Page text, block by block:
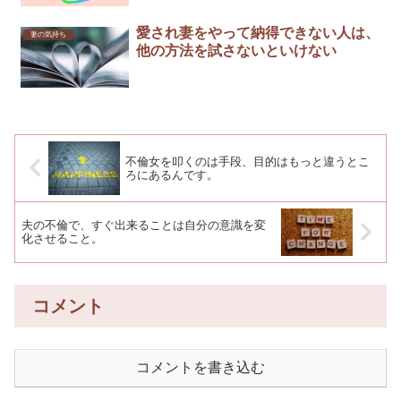
妻の気持ち
愛され妻をやって納得できない人は、
他の方法を試さないといけない
不倫女を叩くのは手段、目的はもっと違うとこ
ろにあるんです。
夫の不倫で、すぐ出来ることは自分の意識を変
化させること。
コメント
コメントを書き込む